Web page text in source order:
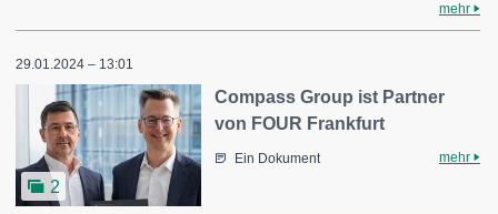
mehr
29.01.2024 – 13:01
2
Compass Group ist Partner
von FOUR Frankfurt
Ein Dokument mehr